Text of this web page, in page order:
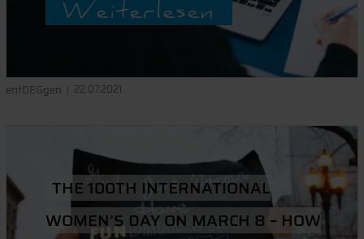
Weiterlesen
entDEGgen 22.07.2021
THE 100TH INTERNATIONAL
WOMEN’S DAY ON MARCH 8 – HOW